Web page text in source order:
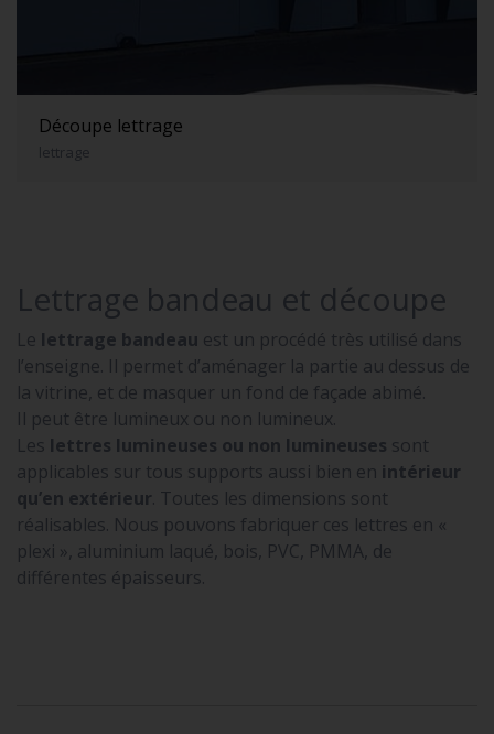
Découpe lettrage
lettrage
Lettrage bandeau et découpe
Le lettrage bandeau est un procédé très utilisé dans
l’enseigne. Il permet d’aménager la partie au dessus de
la vitrine, et de masquer un fond de façade abimé.
Il peut être lumineux ou non lumineux.
Les lettres lumineuses ou non lumineuses sont
applicables sur tous supports aussi bien en intérieur
qu’en extérieur. Toutes les dimensions sont
réalisables. Nous pouvons fabriquer ces lettres en «
plexi », aluminium laqué, bois, PVC, PMMA, de
différentes épaisseurs.